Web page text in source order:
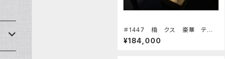
＃1447 楠 クス 豪華 テー
ブル 板 ローテーブル ダイニ
ングテーブル カウンター 座
¥184,000